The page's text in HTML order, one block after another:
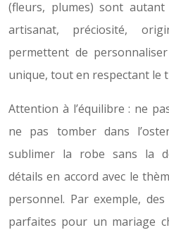
(fleurs, plumes) sont
artisanat, préciosité,
permettent de
unique, tout en respectant le
Attention à l’équilibre : ne
ne pas tomber dans
sublimer la robe sans la
détails en accord avec le
personnel. Par exemple,
parfaites pour un mariage